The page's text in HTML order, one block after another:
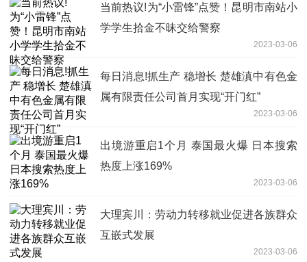
当前热议!为“小雷锋”点赞！昆明市南站小
学学生拾金不昧交给警察
2023-03-06
每日消息!抓生产 稳增长 楚雄滇中有色金
属有限责任公司首月实现“开门红”
2023-03-06
出境游重启1个月 泰国最火爆 日本搜索
热度上涨169%
2023-03-06
大理宾川：劳动力转移就业促进各族群众
互嵌式发展
2023-03-06